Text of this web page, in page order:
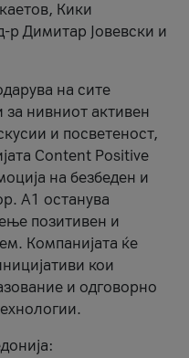
Кики
р Димитар Јовевски и
на сите
за нивниот активен
и посветеност,
Content Positive
на безбеден и
А1 останува
позитивен и
Компанијата ќе
кои
и одговорно